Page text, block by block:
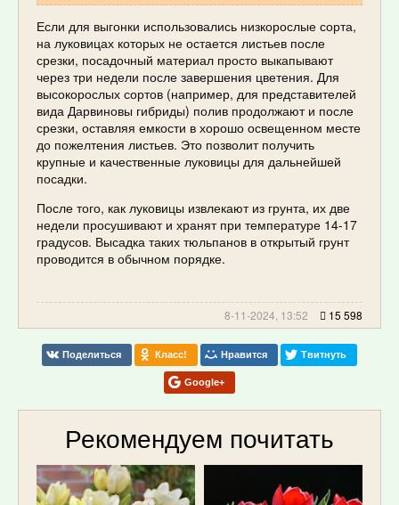
Если для выгонки использовались низкорослые сорта,
на луковицах которых не остается листьев после
срезки, посадочный материал просто выкапывают
через три недели после завершения цветения. Для
высокорослых сортов (например, для представителей
вида Дарвиновы гибриды) полив продолжают и после
срезки, оставляя емкости в хорошо освещенном месте
до пожелтения листьев. Это позволит получить
крупные и качественные луковицы для дальнейшей
посадки.
После того, как луковицы извлекают из грунта, их две
недели просушивают и хранят при температуре 14-17
градусов. Высадка таких тюльпанов в открытый грунт
проводится в обычном порядке.
8-11-2024, 13:52 15 598
Поделиться Класс! Нравится Твитнуть
Google+
Рекомендуем почитать